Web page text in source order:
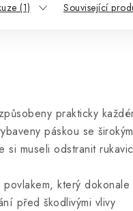
(1) Související
prakticky
páskou se
si museli odstranit
který dokonale
před škodlivými vlivy